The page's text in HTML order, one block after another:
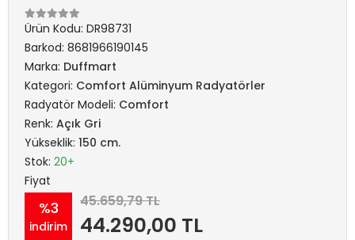
Ürün Kodu: DR98731
Barkod: 8681966190145
Marka: Duffmart
Kategori: Comfort Alüminyum Radyatörler
Radyatör Modeli: Comfort
Renk: Açık Gri
Yükseklik: 150 cm.
Stok: 20+
Fiyat
%3
indirim
45.659,79 TL
44.290,00 TL